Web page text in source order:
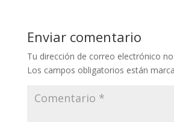
Enviar comentario
Tu dirección de correo electrónico
Los campos obligatorios están